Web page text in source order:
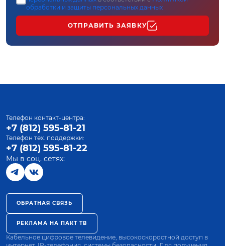
обработки и защиты персональных данных
ОТПРАВИТЬ ЗАЯВКУ
Телефон контакт-центра:
+7 (812) 595-81-21
Телефон тех. поддержки:
+7 (812) 595-81-22
Мы в соц. сетях:
ОБРАТНАЯ СВЯЗЬ
РЕКЛАМА НА ПАКТ ТВ
Кабельное цифровое телевидение, высокоскоростной доступ в